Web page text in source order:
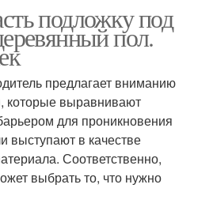
подложку под
пол.
предлагает вниманию
которые выравнивают
для проникновения
выступают в качестве
Соответственно,
выбрать то, что нужно